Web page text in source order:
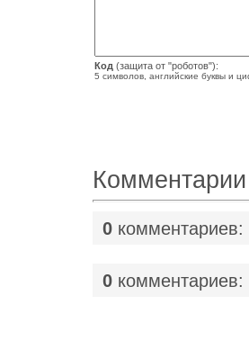
Код (защита от "роботов"):
5 символов, английские буквы и
Комментарии
0 комментариев:
0 комментариев: